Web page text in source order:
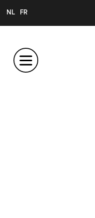
NL FR